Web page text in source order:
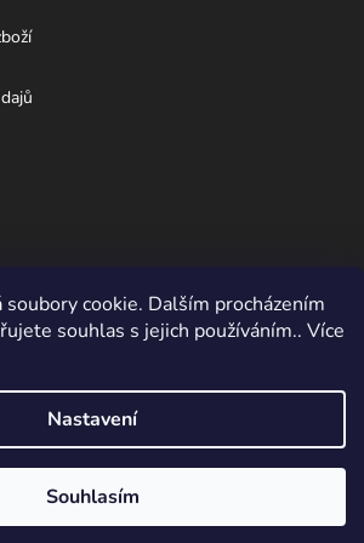
cookie. Dalším procházením
souhlas s jejich používáním.. Více
Nastavení
Souhlasím
eLibros.cz. Všechna práva vyhrazena.
SLEVA NA PRVNÍ NÁKUP